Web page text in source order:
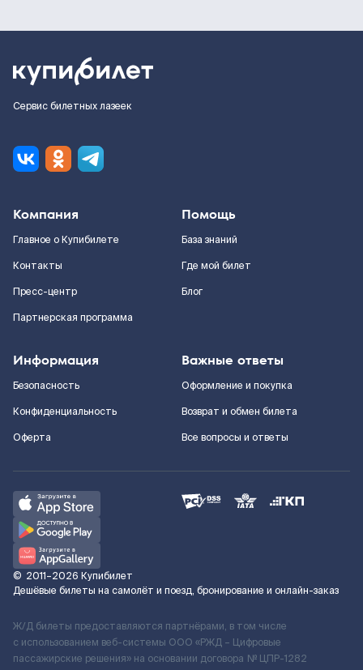
Сервис билетных лазеек
Компания
Главное о Купибилете
Контакты
Пресс-центр
Партнерская программа
Помощь
База знаний
Где мой билет
Блог
Информация
Безопасность
Конфиденциальность
Оферта
Важные ответы
Оформление и покупка
Возврат и обмен билета
Все вопросы и ответы
© 2011–2026 Купибилет
Дешёвые билеты на самолёт и поезд, бронирование и онлайн-заказ
Ж/Д билеты предоставляются партнёрами, в том числе
с использованием веб-системы ООО «РЖД – Цифровые
пассажирские решения» на основании договора № ЦПР-1282